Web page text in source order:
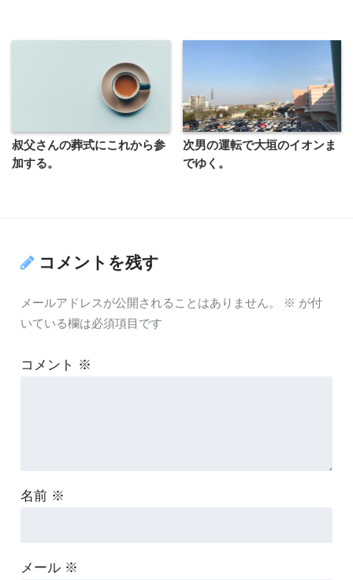
叔父さんの葬式にこれから参
加する。
次男の運転で大垣のイオンま
でゆく。
コメントを残す
メールアドレスが公開されることはありません。 ※ が付
いている欄は必須項目です
コメント ※
名前 ※
メール ※